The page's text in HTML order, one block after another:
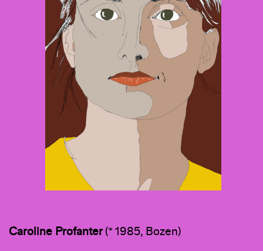
Caroline Profanter (* 1985, Bozen)